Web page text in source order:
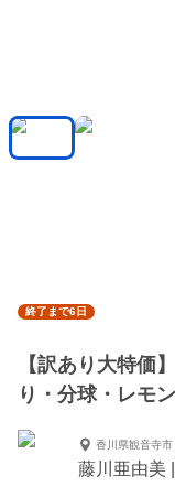
終了まで6日
【訳あり大特価
り・分球・レモ
香川県観音寺市
藤川亜由美